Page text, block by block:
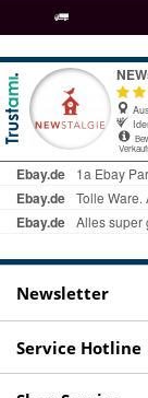
ab € 69 Bestellwert
Newsletter
Service Hotline